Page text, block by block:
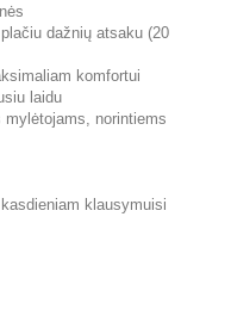
dažnių atsaku (20
komfortui
laidu
norintiems
klausymuisi